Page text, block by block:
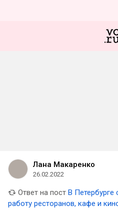
Лана Макаренко
26.02.2022
Ответ на пост В Петербурге
работу ресторанов, кафе и